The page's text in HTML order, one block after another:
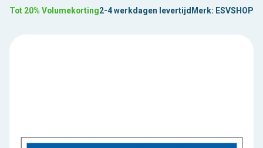
Tot 20% Volumekorting2-4 werkdagen levertijd Merk: ESVSHOP